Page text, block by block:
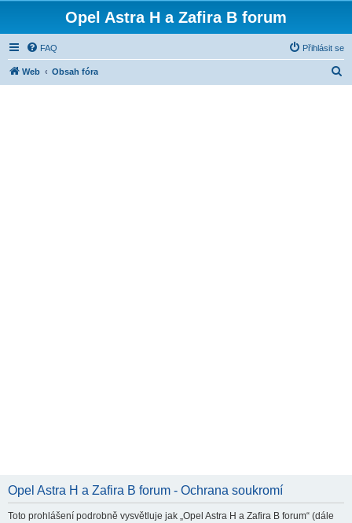
Opel Astra H a Zafira B forum
FAQ Přihlásit se
Web Obsah fóra
Opel Astra H a Zafira B forum - Ochrana soukromí
Toto prohlášení podrobně vysvětluje jak „Opel Astra H a Zafira B forum“ (dále